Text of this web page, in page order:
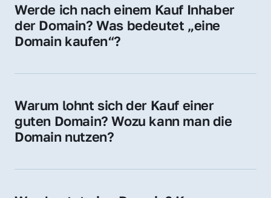
Werde ich nach einem Kauf Inhaber
der Domain? Was bedeutet „eine
Domain kaufen“?
Sie erhalten alle Rechte zur Nutzung,
Domain.
Warum lohnt sich der Kauf einer
guten Domain? Wozu kann man die
Domain nutzen?
Vertrauen und Markenwert. Nutzen Sie sie